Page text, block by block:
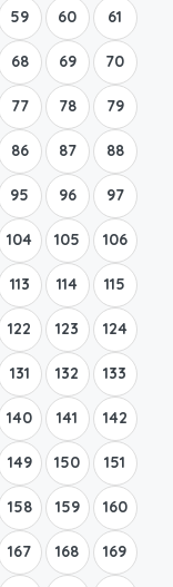
59 60 61
68 69 70
77 78 79
86 87 88
95 96 97
104 105 106
113 114 115
122 123 124
131 132 133
140 141 142
149 150 151
158 159 160
167 168 169